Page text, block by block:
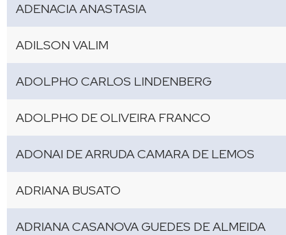
ADENACIA ANASTASIA
ADILSON VALIM
ADOLPHO CARLOS LINDENBERG
ADOLPHO DE OLIVEIRA FRANCO
ADONAI DE ARRUDA CAMARA DE LEMOS
ADRIANA BUSATO
ADRIANA CASANOVA GUEDES DE ALMEIDA